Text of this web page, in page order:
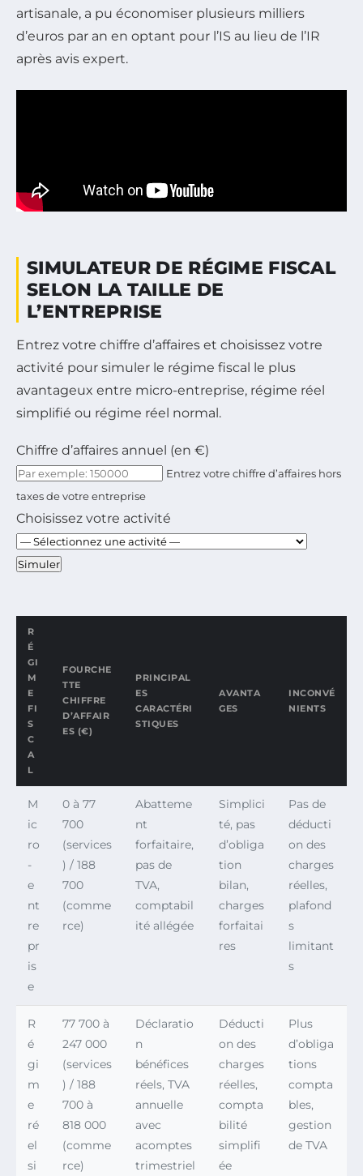
artisanale, a pu économiser plusieurs milliers
d’euros par an en optant pour l’IS au lieu de l’IR
après avis expert.
SIMULATEUR DE RÉGIME FISCAL
SELON LA TAILLE DE
L’ENTREPRISE
Entrez votre chiffre d’affaires et choisissez votre
activité pour simuler le régime fiscal le plus
avantageux entre micro-entreprise, régime réel
simplifié ou régime réel normal.
Chiffre d’affaires annuel (en €)
Entrez votre chiffre d’affaires hors
taxes de votre entreprise
Choisissez votre activité
Simuler
R
É
GI
M
E
FI
S
C
A
L
FOURCHE
TTE
CHIFFRE
D’AFFAIR
ES (€)
PRINCIPAL
ES
CARACTÉRI
STIQUES
AVANTA
GES
INCONVÉ
NIENTS
M
ic
ro
-
e
nt
re
pr
is
e
0 à 77
700
(services
) / 188
700
(comme
rce)
Abatteme
nt
forfaitaire,
pas de
TVA,
comptabil
ité allégée
Simplici
té, pas
d’obliga
tion
bilan,
charges
forfaitai
res
Pas de
déducti
on des
charges
réelles,
plafond
s
limitant
s
R
é
gi
m
e
ré
el
si
77 700 à
247 000
(services
) / 188
700 à
818 000
(comme
rce)
Déclaratio
n
bénéfices
réels, TVA
annuelle
avec
acomptes
trimestriel
Déducti
on des
charges
réelles,
compta
bilité
simplifi
ée
Plus
d’obliga
tions
compta
bles,
gestion
de TVA